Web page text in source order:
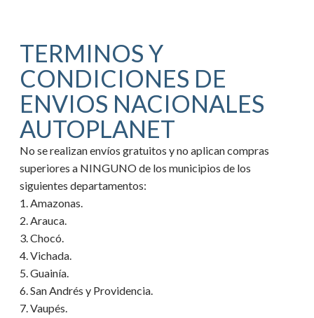
TERMINOS Y
CONDICIONES DE
ENVIOS NACIONALES
AUTOPLANET
No se realizan envíos gratuitos y no aplican compras
superiores a NINGUNO de los municipios de los
siguientes departamentos:
1. Amazonas.
2. Arauca.
3. Chocó.
4. Vichada.
5. Guainía.
6. San Andrés y Providencia.
7. Vaupés.